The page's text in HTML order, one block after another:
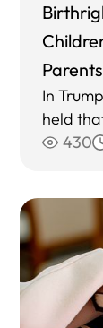
In
held
430